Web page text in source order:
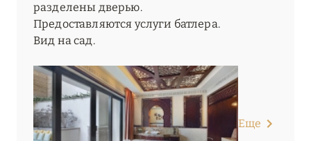
разделены дверью.
Предоставляются услуги батлера.
Вид на сад.
Еще